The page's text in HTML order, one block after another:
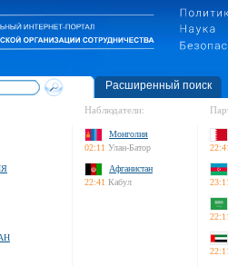
Расширенный поиск
Наблюдатели:
Монголия
02:11 Улан-Батор
Афганистан
22:41 Кабул